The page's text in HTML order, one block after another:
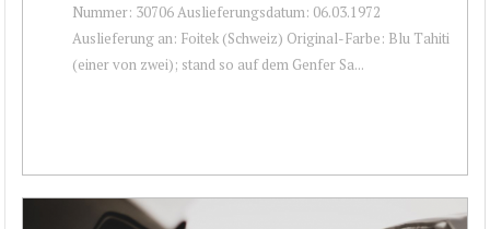
Nummer: 30706 Auslieferungsdatum: 06.03.1972
Auslieferung an: Foitek (Schweiz) Original-Farbe: Blu Tahiti
(einer von zwei); stand so auf dem Genfer Sa...